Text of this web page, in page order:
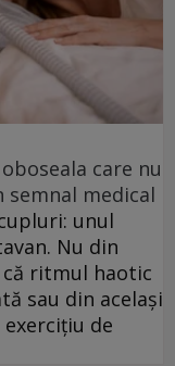
care nu
medical
unul
Nu din
ritmul haotic
sau din același
de